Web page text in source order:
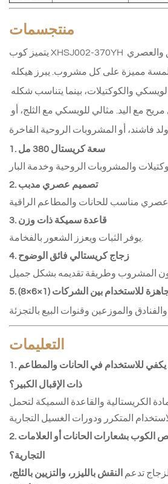
منتجسمات
يتميز كوب XHSJ002-370YH بتصميمه الأنيق والعصري
1. سعة كريستال 380 مل
2. تصميم عصري مدبب
3. قاعدة سميكة ذات وزن
يوفر الثبات ويعزز الشعور بالفخامة.
4. زجاج كريستالي فائق الوضوح
للاستخدام بين الشركات (1×6×8)
التعليمات
1. هل هذا الكوب متين بما يكفي للاستخدام في الحانات والمطاعم
ذات الإقبال الكبير؟
الكريستالية والقاعدة السميكة لتحمل
2. هل يمكن تخصيص الكوب بشعارات الحانات أو العلامات
التجارية؟
تدعم النقش بالليزر، والتزيين بالثلج،